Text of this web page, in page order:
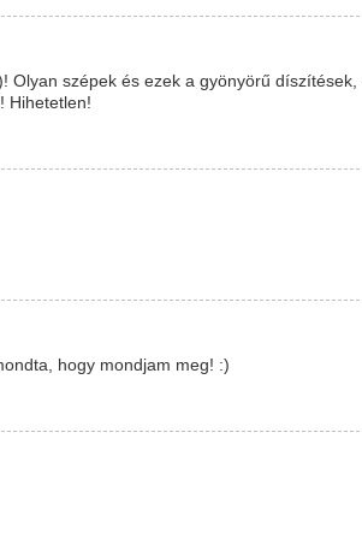
Olyan szépek és ezek a gyönyörű díszítések,
Hihetetlen!
hogy mondjam meg! :)